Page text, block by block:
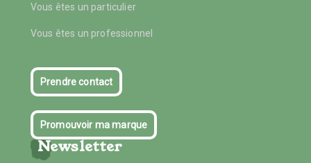
Vous êtes un particulier
Vous êtes un professionnel
Prendre contact
Promouvoir ma marque
Newsletter